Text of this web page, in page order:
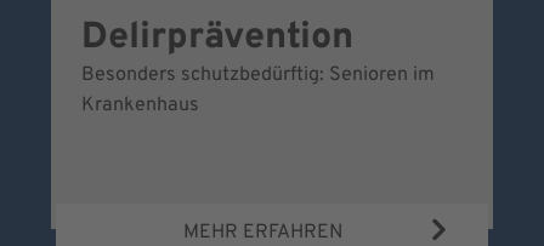
Delirprävention
Besonders schutzbedürftig: Senioren im
Krankenhaus
MEHR ERFAHREN